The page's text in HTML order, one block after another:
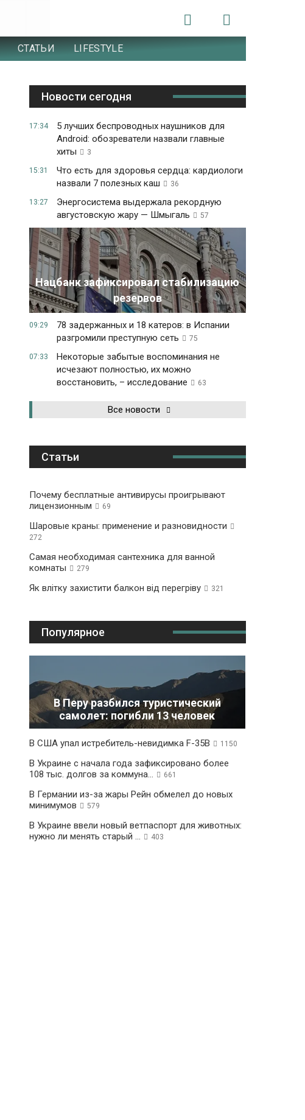
СТАТЬИ LIFESTYLE
Новости сегодня
17:34
5 лучших беспроводных наушников для
Android: обозреватели назвали главные
хиты
3
15:31
Что есть для здоровья сердца: кардиологи
назвали 7 полезных каш
36
13:27
Энергосистема выдержала рекордную
августовскую жару — Шмыгаль
57
Нацбанк зафиксировал стабилизацию
резервов
09:29
78 задержанных и 18 катеров: в Испании
разгромили преступную сеть
75
07:33
Некоторые забытые воспоминания не
исчезают полностью, их можно
восстановить, – исследование
63
Все новости
Статьи
Почему бесплатные антивирусы проигрывают
лицензионным
69
Шаровые краны: применение и разновидности
272
Самая необходимая сантехника для ванной
комнаты
279
Як влітку захистити балкон від перегріву 321
Популярное
В Перу разбился туристический
самолет: погибли 13 человек
В США упал истребитель-невидимка F-35B 1150
В Украине с начала года зафиксировано более
108 тыс. долгов за коммуна...
661
В Германии из-за жары Рейн обмелел до новых
минимумов
579
В Украине ввели новый ветпаспорт для животных:
нужно ли менять старый ...
403